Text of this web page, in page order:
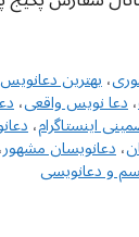
،بهترین
،دعا نویس واقعی،
اینستاگرام،
،دعانویسان مشهور،
و دعانویسی